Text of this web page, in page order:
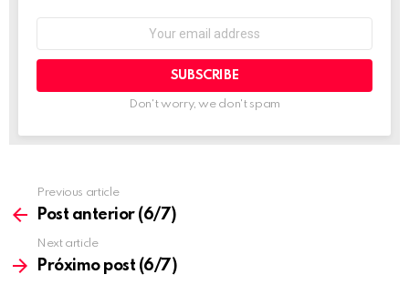
Don't worry, we don't spam
more
Previous article
Post anterior (6/7)
Next article
Próximo post (6/7)